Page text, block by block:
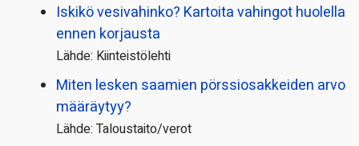
Iskikö vesivahinko? Kartoita vahingot huolella
ennen korjausta
Lähde: Kiinteistölehti
Miten lesken saamien pörssi­osakkeiden arvo
määräytyy?
Lähde: Taloustaito/verot